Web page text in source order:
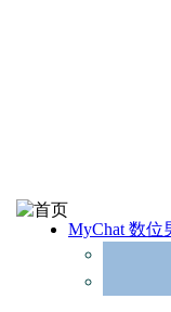
MyChat 数位